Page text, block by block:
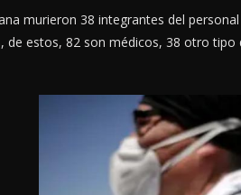
murieron 38 integrantes del
de estos, 82 son médicos, 38 otro